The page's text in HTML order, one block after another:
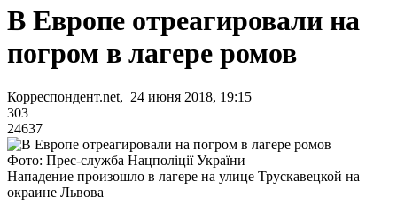
В Европе отреагировали на
погром в лагере ромов
Корреспондент.net, 24 июня 2018, 19:15
303
24637
Фото: Прес-служба Нацполіції України
Нападение произошло в лагере на улице Трускавецкой на
окраине Львова